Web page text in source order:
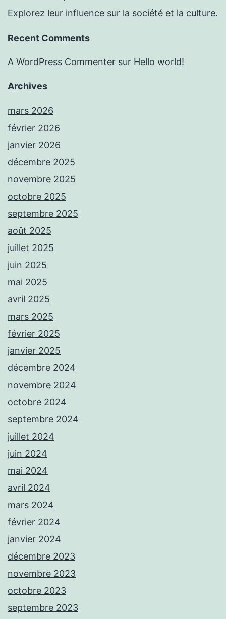
Explorez leur influence sur la société et la culture.
Recent Comments
A WordPress Commenter sur Hello world!
Archives
mars 2026
février 2026
janvier 2026
décembre 2025
novembre 2025
octobre 2025
septembre 2025
août 2025
juillet 2025
juin 2025
mai 2025
avril 2025
mars 2025
février 2025
janvier 2025
décembre 2024
novembre 2024
octobre 2024
septembre 2024
juillet 2024
juin 2024
mai 2024
avril 2024
mars 2024
février 2024
janvier 2024
décembre 2023
novembre 2023
octobre 2023
septembre 2023